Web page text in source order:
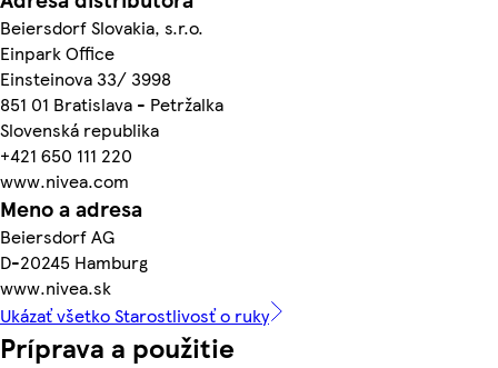
Beiersdorf Slovakia, s.r.o.
Einpark Office
Einsteinova 33/ 3998
851 01 Bratislava - Petržalka
Slovenská republika
+421 650 111 220
www.nivea.com
Meno a adresa
Beiersdorf AG
D-20245 Hamburg
www.nivea.sk
Ukázať všetko Starostlivosť o ruky
Príprava a použitie